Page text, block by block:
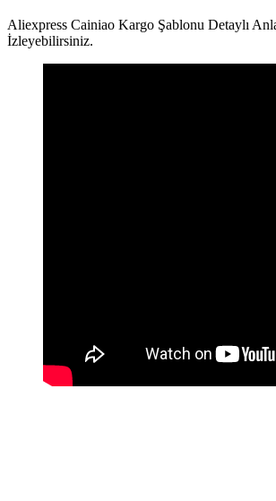
Aliexpress Cainiao Kargo Şablonu Detaylı
İzleyebilirsiniz.